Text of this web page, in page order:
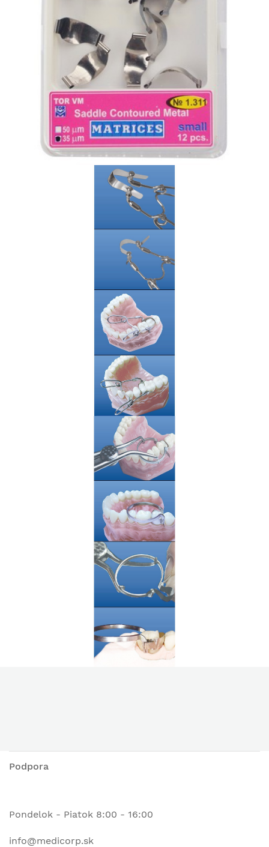
Podpora
Pondelok - Piatok 8:00 - 16:00
info@medicorp.sk